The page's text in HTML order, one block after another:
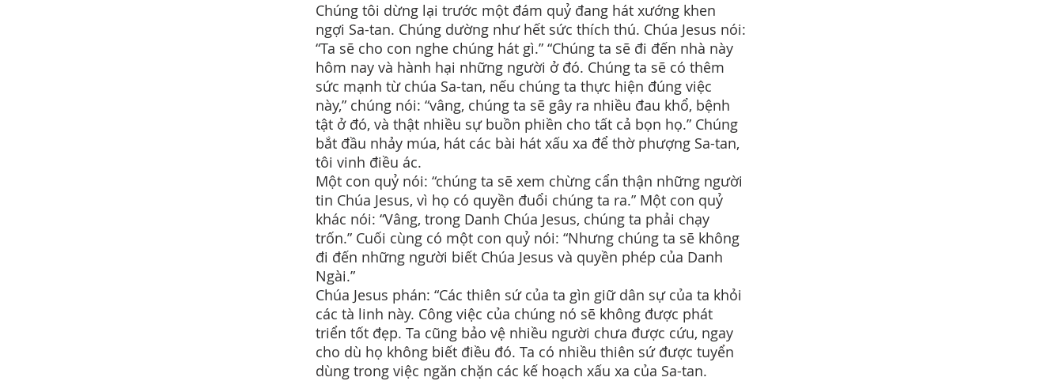
Chúng tôi dừng lại trước một đám quỷ đang hát xướng khen
ngợi Sa-tan. Chúng dường như hết sức thích thú. Chúa Jesus nói:
“Ta sẽ cho con nghe chúng hát gì.” “Chúng ta sẽ đi đến nhà này
hôm nay và hành hại những người ở đó. Chúng ta sẽ có thêm
sức mạnh từ chúa Sa-tan, nếu chúng ta thực hiện đúng việc
này,” chúng nói: “vâng, chúng ta sẽ gây ra nhiều đau khổ, bệnh
tật ở đó, và thật nhiều sự buồn phiền cho tất cả bọn họ.” Chúng
bắt đầu nhảy múa, hát các bài hát xấu xa để thờ phượng Sa-tan,
tôi vinh điều ác.
Một con quỷ nói: “chúng ta sẽ xem chừng cẩn thận những người
tin Chúa Jesus, vì họ có quyền đuổi chúng ta ra.” Một con quỷ
khác nói: “Vâng, trong Danh Chúa Jesus, chúng ta phải chạy
trốn.” Cuối cùng có một con quỷ nói: “Nhưng chúng ta sẽ không
đi đến những người biết Chúa Jesus và quyền phép của Danh
Ngài.”
Chúa Jesus phán: “Các thiên sứ của ta gìn giữ dân sự của ta khỏi
các tà linh này. Công việc của chúng nó sẽ không được phát
triển tốt đẹp. Ta cũng bảo vệ nhiều người chưa được cứu, ngay
cho dù họ không biết điều đó. Ta có nhiều thiên sứ được tuyển
dùng trong việc ngăn chặn các kế hoạch xấu xa của Sa-tan.